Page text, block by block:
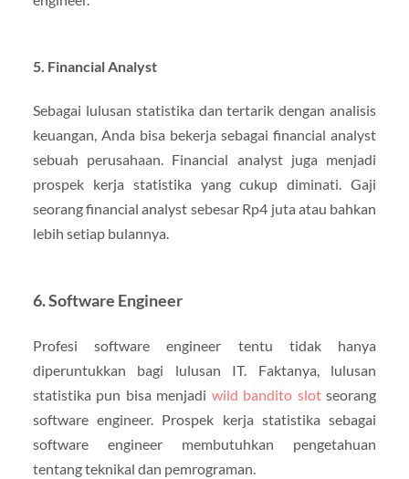
5. Financial Analyst
Sebagai lulusan statistika dan tertarik dengan analisis
keuangan, Anda bisa bekerja sebagai financial analyst
sebuah perusahaan. Financial analyst juga menjadi
prospek kerja statistika yang cukup diminati. Gaji
seorang financial analyst sebesar Rp4 juta atau bahkan
lebih setiap bulannya.
6. Software Engineer
Profesi software engineer tentu tidak hanya
diperuntukkan bagi lulusan IT. Faktanya, lulusan
statistika pun bisa menjadi wild bandito slotseorang
software engineer. Prospek kerja statistika sebagai
software engineer membutuhkan pengetahuan
tentang teknikal dan pemrograman.